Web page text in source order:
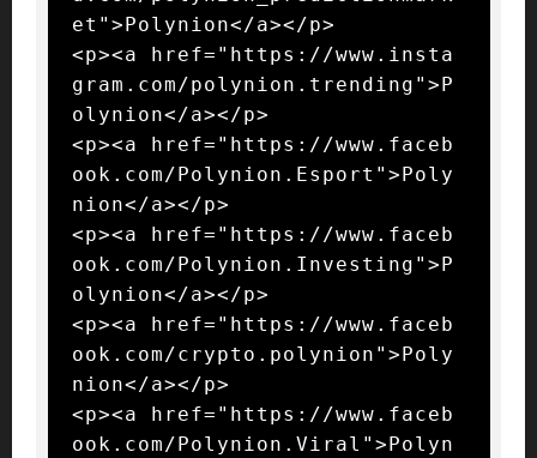
et">Polynion</a></p>
<p><a href="https://www.insta
gram.com/polynion.trending">P
olynion</a></p>
<p><a href="https://www.faceb
ook.com/Polynion.Esport">Poly
nion</a></p>
<p><a href="https://www.faceb
ook.com/Polynion.Investing">P
olynion</a></p>
<p><a href="https://www.faceb
ook.com/crypto.polynion">Poly
nion</a></p>
<p><a href="https://www.faceb
ook.com/Polynion.Viral">Polyn